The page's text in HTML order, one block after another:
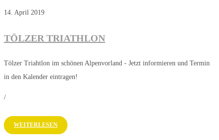
14. April 2019
TÖLZER TRIATHLON
Tölzer Triahtlon im schönen Alpenvorland - Jetzt informieren und Termin
in den Kalender eintragen!
/
WEITERLESEN